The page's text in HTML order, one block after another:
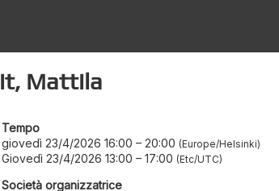
Mattila
Tempo
giovedì 23/4/2026 16:00 – 20:00 Europe/Helsinki
Giovedì 23/4/2026 13:00 – 17:00 Etc/UTC
Società organizzatrice